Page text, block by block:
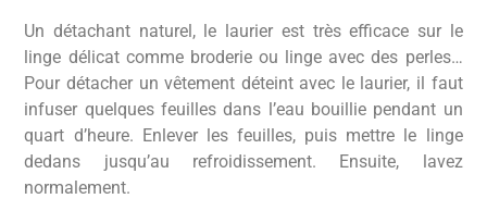
Un détachant naturel, le laurier est très efficace sur le
linge délicat comme broderie ou linge avec des perles…
Pour détacher un vêtement déteint avec le laurier, il faut
infuser quelques feuilles dans l’eau bouillie pendant un
quart d’heure. Enlever les feuilles, puis mettre le linge
dedans jusqu’au refroidissement. Ensuite, lavez
normalement.